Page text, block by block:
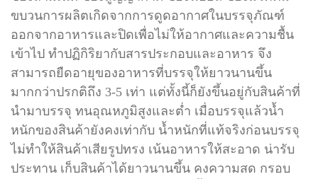
ขบวนการผลิตเกิดจากการดูดอากาศในบรรจุภัณฑ์
ออกจากอาหารและปิดเพื่อไม่ให้อากาศและความชื้น
เข้าไป ทำปฏิกิริยากับสารประกอบและอาหาร จึง
สามารถยืดอายุของอาหารที่บรรจุให้ยาวนานขึ้น
มากกว่าปรกติถึง 3-5 เท่า แต่ทั้งนี้ก็ยังขึ้นอยู่กับสินค้าที่
นำมาบรรจุ ทนอุณหภูมิสูงและต่ำ เมื่อบรรจุแล้วน้ำ
หนักของสินค้ายังคงเท่ากับ น้ำหนักที่แท้จริงก่อนบรรจุ
ไม่ทำให้สินค้าเสียรูปทรง เน้นอาหารให้สะอาด น่ารับ
ประทาน เก็บสินค้าได้ยาวนานขึ้น คงความสด กรอบ